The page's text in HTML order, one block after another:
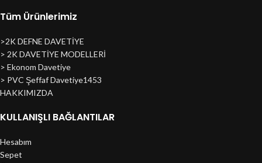
Tüm Ürünlerimiz
>2K DEFNE DAVETİYE
> 2K DAVETİYE MODELLERİ
> Ekonom Davetiye
> PVC Şeffaf Davetiye1453
HAKKIMIZDA
KULLANIŞLI BAĞLANTILAR
Hesabım
Sepet